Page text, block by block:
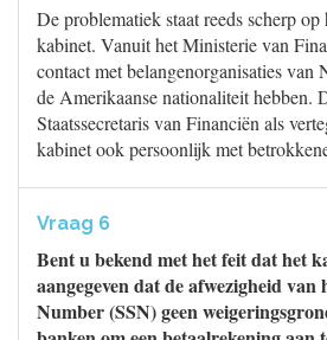
De problematiek staat reeds scherp
kabinet. Vanuit het Ministerie van
contact met belangenorganisaties van
de Amerikaanse nationaliteit hebben.
Staatssecretaris van Financiën als
kabinet ook persoonlijk met
Vraag 6
Bent u bekend met het feit dat het
aangegeven dat de afwezigheid van
Number (SSN) geen